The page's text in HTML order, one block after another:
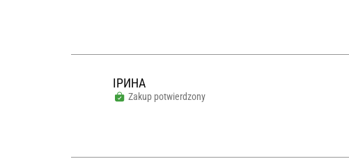
ІРИНА
Zakup potwierdzony